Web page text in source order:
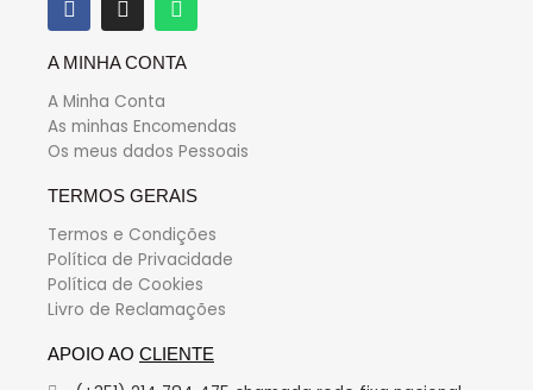
A MINHA CONTA
A Minha Conta
As minhas Encomendas
Os meus dados Pessoais
TERMOS GERAIS
Termos e Condições
Política de Privacidade
Política de Cookies
Livro de Reclamações
APOIO AO CLIENTE